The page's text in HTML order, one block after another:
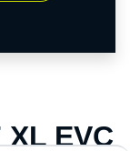
XL EVC